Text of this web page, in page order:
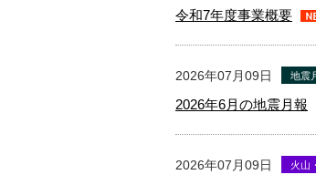
令和7年度事業概要
2026年07月09日 地震
2026年6月の地震月報
2026年07月09日 火山